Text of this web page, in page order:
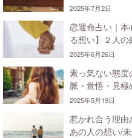
2025年7月2日
恋運命占い｜
る想い】２人
2025年6月26日
素っ気ない態
脈・覚悟・見極
2025年5月19日
惹かれ合う理
あの人の想い/